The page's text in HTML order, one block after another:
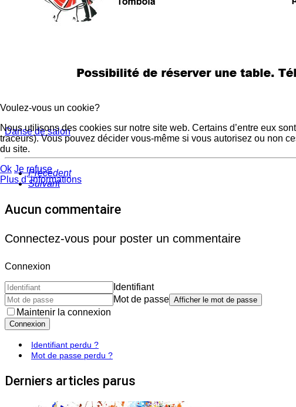
Danse de salon
Précédent
Suivant
Aucun commentaire
Connectez-vous pour poster un commentaire
Connexion
Identifiant
Mot de passe Afficher le mot de passe
Maintenir la connexion
Connexion
Identifiant perdu ?
Mot de passe perdu ?
Derniers articles parus
Voulez-vous un cookie?
Nous utilisons des cookies sur notre site web. Certains d’entre eux
traceurs). Vous pouvez décider vous-même si vous autorisez ou non
du site.
Ok Je refuse
Plus d' informations